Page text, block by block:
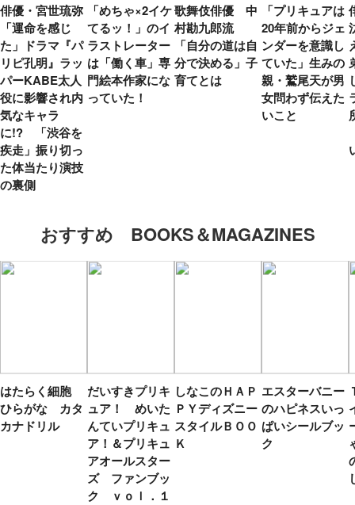
俳優・宮世琉弥
「運命を感じ
た」ドラマ『パ
リピ孔明』ラッ
パーKABE太人
役に影響され内
気なキャラ
に!? 「渋谷を
疾走」振り切っ
た体当たり演技
の裏側
「めちゃ×2イケ
てるッ！」のイ
ラストレーター
は「働く車」専
門絵本作家にな
っていた！
歌舞伎俳優 中
村勘九郎流
「自分の道は自
分で決める」子
育てとは
「プリキュアは
20年前からジェ
ンダーを意識し
ていた」生みの
親・鷲尾天が男
女問わず伝えた
いこと
おすすめ BOOKS＆MAGAZINES
はたらく細胞
ひらがな カタ
カナドリル
だいすきプリキ
ュア！ めいた
んていプリキュ
ア！＆プリキュ
アオールスター
ズ ファンブッ
ク ｖｏｌ．１
しなこのＨＡＰ
ＰＹディズニー
スタイルＢＯＯ
Ｋ
エスターバニー
のハピネスいっ
ぱいシールブッ
ク